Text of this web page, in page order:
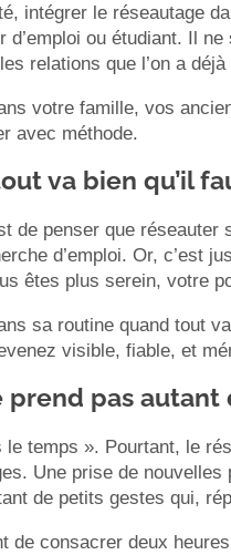
intégrer le réseautage
d’emploi ou étudiant. Il
relations que l’on a
votre famille, vos
avec méthode.
va bien qu’il
de penser que réseauter
d’emploi. Or, c’est
êtes plus serein, votre
sa routine quand tout
visible, fiable, et
prend pas
le temps ». Pourtant, le
Une prise de nouvelles
de petits gestes qui,
de consacrer deux